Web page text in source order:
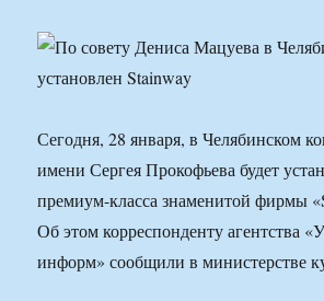
Сегодня, 28 января, в Челябинском
имени Сергея Прокофьева будет
премиум-класса знаменитой фирмы
Об этом корреспонденту агентства
информ» сообщили в министерстве